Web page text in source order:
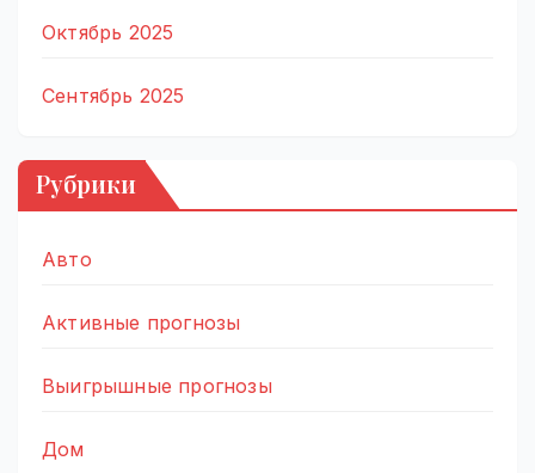
Октябрь 2025
Сентябрь 2025
Рубрики
Авто
Активные прогнозы
Выигрышные прогнозы
Дом